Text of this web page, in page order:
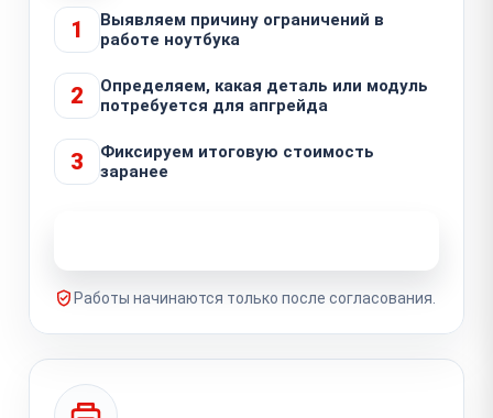
1
Выявляем причину ограничений в
работе ноутбука
2
Определяем, какая деталь или модуль
потребуется для апгрейда
3
Фиксируем итоговую стоимость
заранее
Работы начинаются только после согласования.